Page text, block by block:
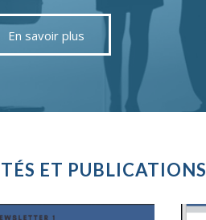
En savoir plus
ET PUBLICATIONS